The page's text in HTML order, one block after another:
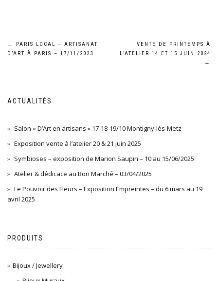
Navigation
←
PARIS LOCAL – ARTISANAT
D’ART À PARIS – 17/11/2023
VENTE DE PRINTEMPS À
L’ATELIER 14 ET 15 JUIN 2024
→
ACTUALITÉS
Salon « D’Art en artisans » 17-18-19/10 Montigny-lès-Metz
Exposition vente à l’atelier 20 & 21 juin 2025
Symbioses – exposition de Marion Saupin – 10 au 15/06/2025
Atelier & dédicace au Bon Marché – 03/04/2025
Le Pouvoir des Fleurs – Exposition Empreintes – du 6 mars au 19
avril 2025
PRODUITS
Bijoux / Jewellery